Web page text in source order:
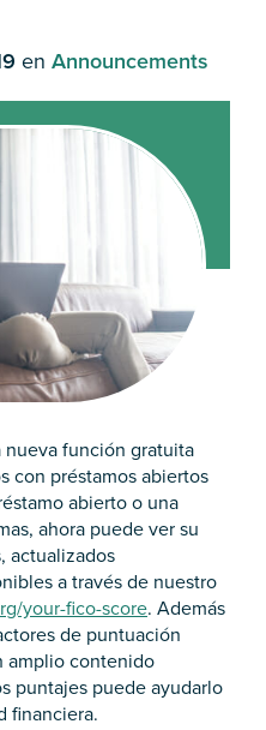
en Announcements
nueva función gratuita
con préstamos abiertos
abierto o una
ahora puede ver su
actualizados
a través de nuestro
your-fico-score. Además
de puntuación
amplio contenido
puntajes puede ayudarlo
financiera.